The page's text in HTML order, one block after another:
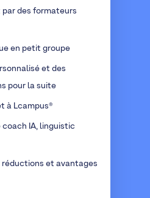
des formateurs
en petit groupe
et des
pour la suite
à Lcampus®
IA, linguistic
et avantages